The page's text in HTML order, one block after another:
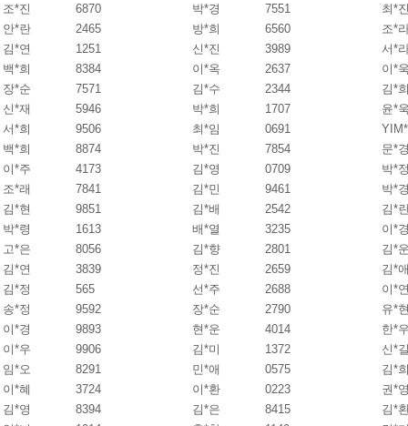
조*진
6870 박*경 7551
최*
안*란
2465 방*희 6560
조*
김*연
1251 신*진 3989
서*
백*희
8384 이*옥 2637
이*
장*순
7571 김*수 2344
김*
신*재
5946 박*희 1707
윤*
서*희
9506 최*임 0691
백*희
8874 박*진 7854
문*
이*주
4173 김*영 0709
박*
조*래
7841 김*민 9461
박*
김*현
9851 김*배 2542
김*
박*령
1613 배*열 3235
이*
고*은
8056 김*향 2801
김*
김*연
3839 정*진 2659
김*
김*정
565 선*주 2688
이*
송*정
9592 장*순 2790
유*
이*경
9893 현*운 4014
한*
이*우
9906 김*미 1372
신*
임*오
8291 민*애 0575
김*
이*혜
3724 이*환 0223
권*
김*영
8394 김*은 8415
김*